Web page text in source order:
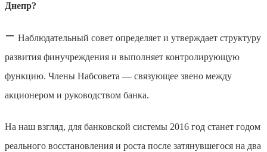
Днепр?
— Наблюдательный совет определяет и утверждает структуру
развития финучреждения и выполняет контролирующую
функцию. Члены Набсовета — связующее звено между
акционером и руководством банка.
На наш взгляд, для банковской системы 2016 год станет годом
реального восстановления и роста после затянувшегося на два